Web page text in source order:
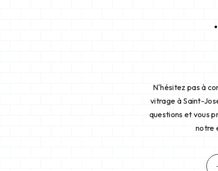
N'hésitez pas à
vitrage à Saint-
questions et vous
notre